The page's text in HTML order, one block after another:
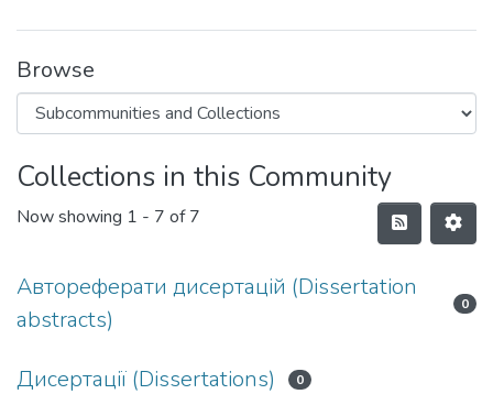
Browse
Collections in this Community
Now showing 1 - 7 of 7
Автореферати дисертацій (Dissertation
abstracts)
0
Дисертації (Dissertations) 0